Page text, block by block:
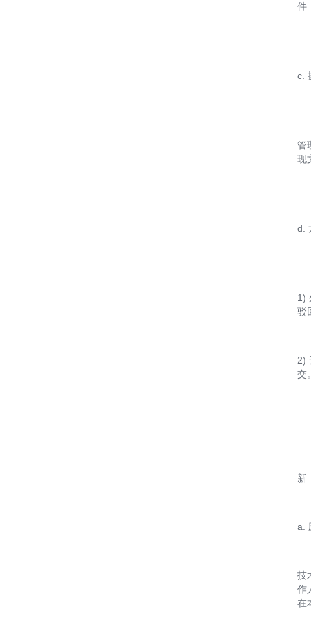
件
c.
管
现
d.
1)
驳
2)
交
新
a.
技
作
在